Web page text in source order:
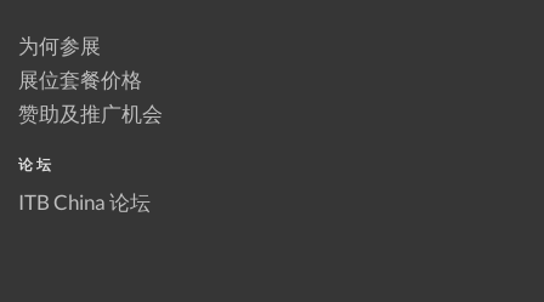
为何参展
展位套餐价格
赞助及推广机会
论坛
ITB China 论坛